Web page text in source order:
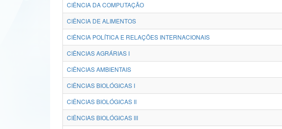
CIÊNCIA DA COMPUTAÇÃO
CIÊNCIA DE ALIMENTOS
CIÊNCIA POLÍTICA E RELAÇÕES INTERNACIONAIS
CIÊNCIAS AGRÁRIAS I
CIÊNCIAS AMBIENTAIS
CIÊNCIAS BIOLÓGICAS I
CIÊNCIAS BIOLÓGICAS II
CIÊNCIAS BIOLÓGICAS III